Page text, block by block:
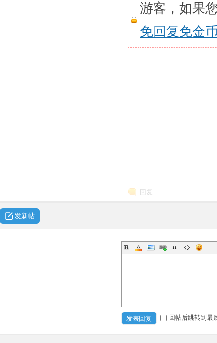
游客，如果
免回复免金
回复
发新帖
发表回复 回帖后跳转到最